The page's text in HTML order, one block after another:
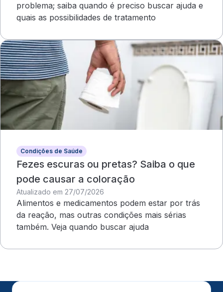
problema; saiba quando é preciso buscar ajuda e
quais as possibilidades de tratamento
Condições de Saúde
Fezes escuras ou pretas? Saiba o que
pode causar a coloração
Atualizado em 27/07/2026
Alimentos e medicamentos podem estar por trás
da reação, mas outras condições mais sérias
também. Veja quando buscar ajuda